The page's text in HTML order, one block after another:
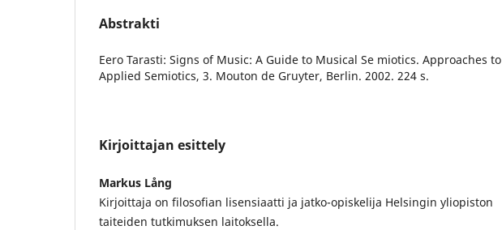
Abstrakti
Eero Tarasti: Signs of Music: A Guide to Musical Se miotics. Approaches to
Applied Semiotics, 3. Mouton de Gruyter, Berlin. 2002. 224 s.
Kirjoittajan esittely
Markus Lång
Kirjoittaja on filosofian lisensiaatti ja jatko-opiskelija Helsingin yliopiston
taiteiden tutkimuksen laitoksella.